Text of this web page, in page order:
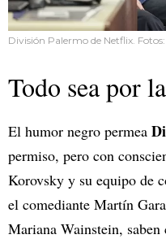
División Palermo de Netflix.
Todo sea por
El humor negro permea
permiso, pero con
Korovsky y su equipo de
el comediante Martín
Mariana Wainstein, saben